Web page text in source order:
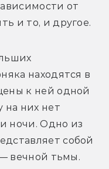
от
и то, и другое.
находятся в
к ней одной
на них нет
ночи. Одно из
собой
— вечной тьмы.